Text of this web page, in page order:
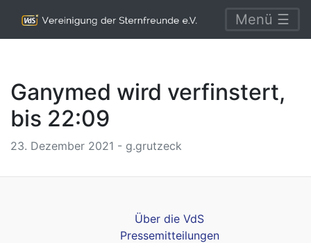
Menü ☰
Ganymed wird verfinstert,
bis 22:09
23. Dezember 2021 - g.grutzeck
Über die VdS
Pressemitteilungen